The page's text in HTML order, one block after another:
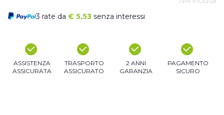
3 rate da € 5,53 senza interessi
ASSISTENZA
ASSICURATA
TRASPORTO
ASSICURATO
2 ANNI
GARANZIA
PAGAMENTO
SICURO